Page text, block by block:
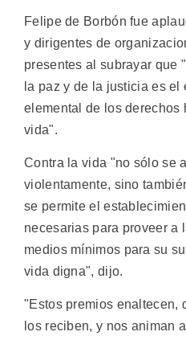
Felipe de Borbón fue
y dirigentes de
presentes al subrayar que
la paz y de la justicia es el
elemental de los derechos
vida".
Contra la vida "no sólo se
violentamente, sino
se permite el
necesarias para proveer a
medios mínimos para su
vida digna", dijo.
"Estos premios enaltecen,
los reciben, y nos animan